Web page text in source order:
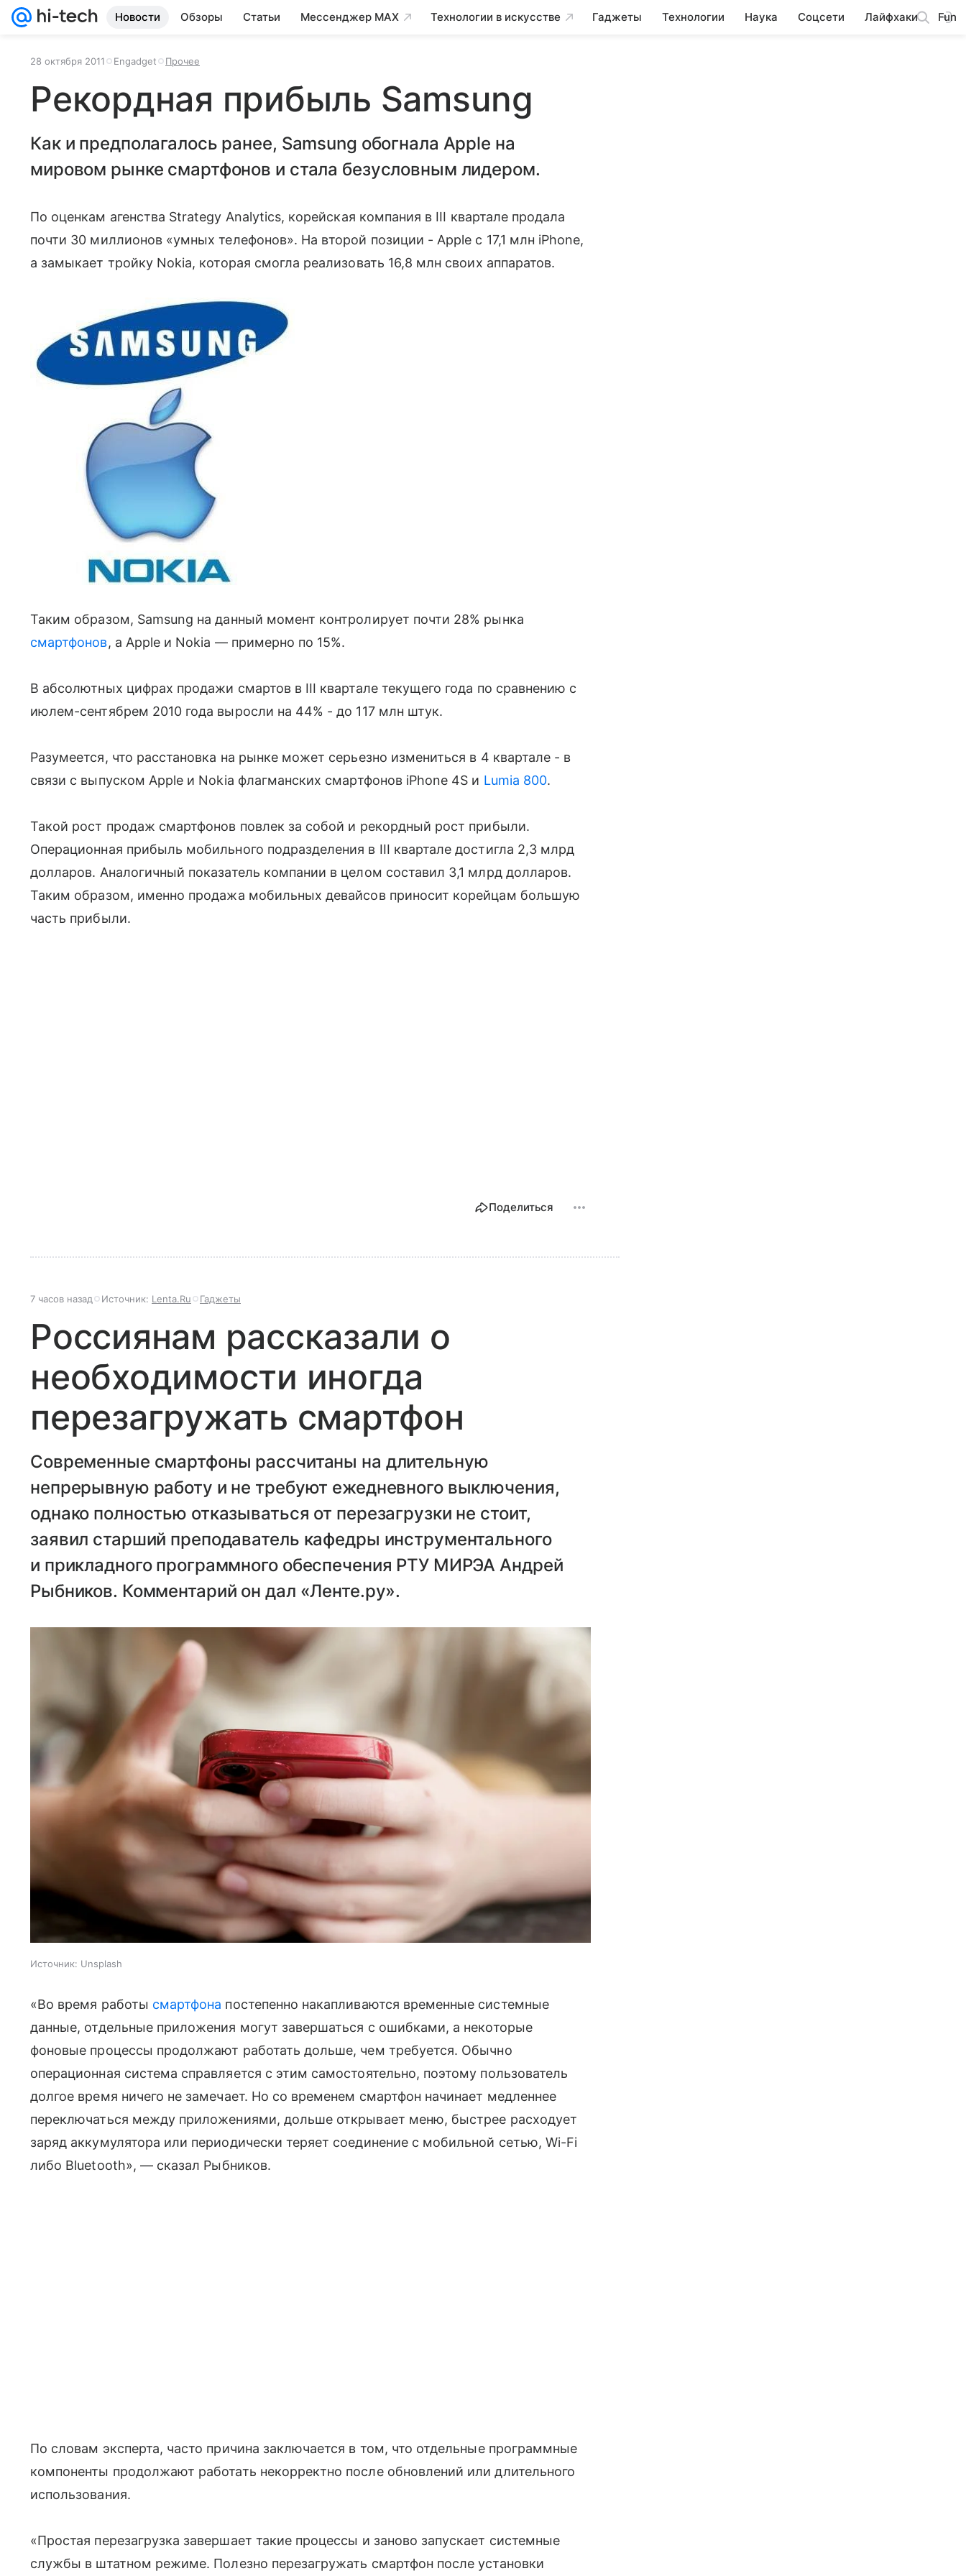
Новости Обзоры Статьи Мессенджер MAX Технологии в искусстве Гаджеты Технологии Наука Соцсети Лайфхаки Fun
28 октября 2011 Engadget Прочее
Рекордная прибыль Samsung
Как и предполагалось ранее, Samsung обогнала Apple на
мировом рынке смартфонов и стала безусловным лидером.
По оценкам агенства Strategy Analytics, корейская компания в III квартале продала
почти 30 миллионов «умных телефонов». На второй позиции - Apple с 17,1 млн iPhone,
а замыкает тройку Nokia, которая смогла реализовать 16,8 млн своих аппаратов.
Таким образом, Samsung на данный момент контролирует почти 28% рынка
смартфонов, а Apple и Nokia — примерно по 15%.
В абсолютных цифрах продажи смартов в III квартале текущего года по сравнению с
июлем-сентябрем 2010 года выросли на 44% - до 117 млн штук.
Разумеется, что расстановка на рынке может серьезно измениться в 4 квартале - в
связи с выпуском Apple и Nokia флагманских смартфонов iPhone 4S и Lumia 800.
Такой рост продаж смартфонов повлек за собой и рекордный рост прибыли.
Операционная прибыль мобильного подразделения в III квартале достигла 2,3 млрд
долларов. Аналогичный показатель компании в целом составил 3,1 млрд долларов.
Таким образом, именно продажа мобильных девайсов приносит корейцам большую
часть прибыли.
Поделиться
7 часов назад Источник: Lenta.Ru Гаджеты
Россиянам рассказали о
необходимости иногда
перезагружать смартфон
Современные смартфоны рассчитаны на длительную
непрерывную работу и не требуют ежедневного выключения,
однако полностью отказываться от перезагрузки не стоит,
заявил старший преподаватель кафедры инструментального
и прикладного программного обеспечения РТУ МИРЭА Андрей
Рыбников. Комментарий он дал «Ленте.ру».
Источник: Unsplash
«Во время работы смартфона постепенно накапливаются временные системные
данные, отдельные приложения могут завершаться с ошибками, а некоторые
фоновые процессы продолжают работать дольше, чем требуется. Обычно
операционная система справляется с этим самостоятельно, поэтому пользователь
долгое время ничего не замечает. Но со временем смартфон начинает медленнее
переключаться между приложениями, дольше открывает меню, быстрее расходует
заряд аккумулятора или периодически теряет соединение с мобильной сетью, Wi-Fi
либо Bluetooth», — сказал Рыбников.
По словам эксперта, часто причина заключается в том, что отдельные программные
компоненты продолжают работать некорректно после обновлений или длительного
использования.
«Простая перезагрузка завершает такие процессы и заново запускает системные
службы в штатном режиме. Полезно перезагружать смартфон после установки